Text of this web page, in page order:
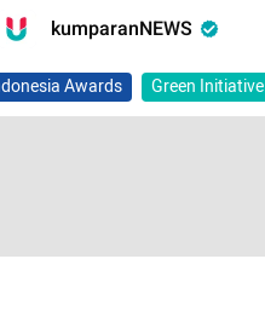
kumparanNEWS
Awards Green Initiative